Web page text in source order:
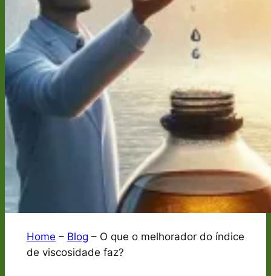
Home – Blog – O que o melhorador do índice
de viscosidade faz?